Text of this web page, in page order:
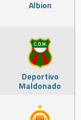
Albion
Deportivo
Maldonado